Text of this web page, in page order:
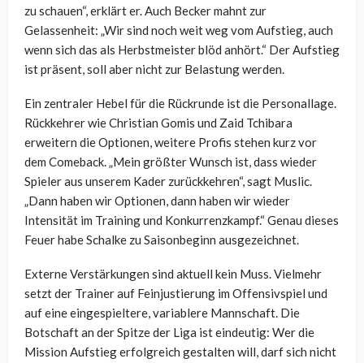
zu schauen“, erklärt er. Auch Becker mahnt zur
Gelassenheit: „Wir sind noch weit weg vom Aufstieg, auch
wenn sich das als Herbstmeister blöd anhört.“ Der Aufstieg
ist präsent, soll aber nicht zur Belastung werden.
Ein zentraler Hebel für die Rückrunde ist die Personallage.
Rückkehrer wie Christian Gomis und Zaid Tchibara
erweitern die Optionen, weitere Profis stehen kurz vor
dem Comeback. „Mein größter Wunsch ist, dass wieder
Spieler aus unserem Kader zurückkehren“, sagt Muslic.
„Dann haben wir Optionen, dann haben wir wieder
Intensität im Training und Konkurrenzkampf.“ Genau dieses
Feuer habe Schalke zu Saisonbeginn ausgezeichnet.
Externe Verstärkungen sind aktuell kein Muss. Vielmehr
setzt der Trainer auf Feinjustierung im Offensivspiel und
auf eine eingespieltere, variablere Mannschaft. Die
Botschaft an der Spitze der Liga ist eindeutig: Wer die
Mission Aufstieg erfolgreich gestalten will, darf sich nicht